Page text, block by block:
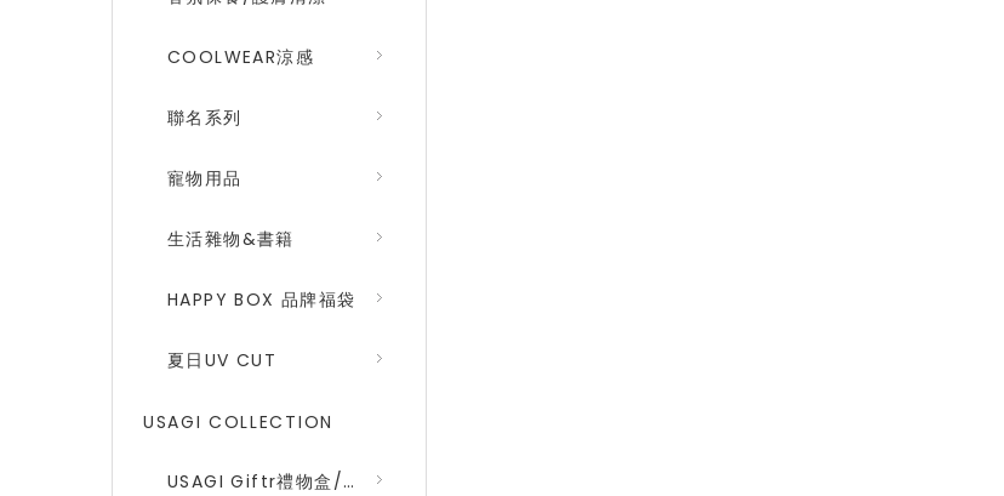
COOLWEAR涼感
聯名系列
寵物用品
生活雜物&書籍
HAPPY BOX 品牌福袋
夏日UV CUT
USAGI COLLECTION
USAGI Giftr禮物盒/包裝盒